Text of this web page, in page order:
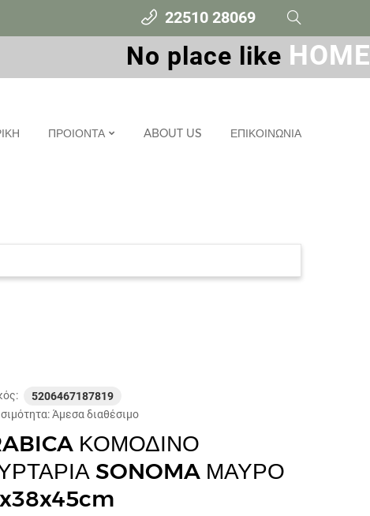
22510 28069
Νο place likeHOME
ΠΡΟΙΟΝΤΑ
ΤΡΑΠΕΖΑΡΙΑ
ΚΡΕΒΑΤΟΚΑΜΑΡΑ
ΜΙΚΡΟΕΠΙΠΛΑ
ΔΙΑΚΟΣΜΗΤΙΚΑ
ΦΩΤΙΣΜΟΣ
ABOUT US ΕΠΙΚΟΙΝΩΝΙΑ
5206467187819
Άμεσα διαθέσιμο
ΚΟΜΟΔΙΝΟ
SONOMA ΜΑΥΡΟ